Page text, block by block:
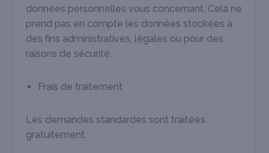
données personnelles vous concernant. Cela ne
prend pas en compte les données stockées à
des fins administratives, légales ou pour des
raisons de sécurité.
Frais de traitement
Les demandes standardes sont traitées
gratuitement.